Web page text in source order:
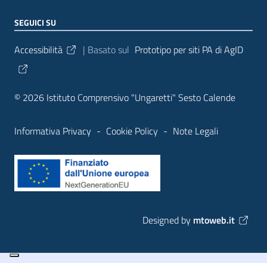
SEGUICI SU
Sezione Link Utili
Accessibilità | Basato sul Prototipo per siti PA di AgID
© 2026 Istituto Comprensivo "Ungaretti" Sesto Calende
Informativa Privacy - Cookie Policy - Note Legali
Designed by mtoweb.it